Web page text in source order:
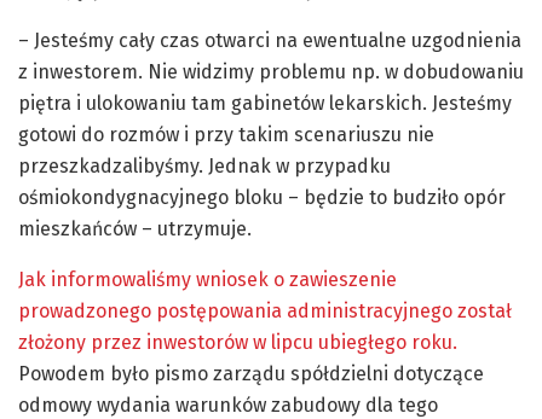
– Jesteśmy cały czas otwarci na ewentualne uzgodnienia
z inwestorem. Nie widzimy problemu np. w dobudowaniu
piętra i ulokowaniu tam gabinetów lekarskich. Jesteśmy
gotowi do rozmów i przy takim scenariuszu nie
przeszkadzalibyśmy. Jednak w przypadku
ośmiokondygnacyjnego bloku – będzie to budziło opór
mieszkańców – utrzymuje.
Jak informowaliśmy wniosek o zawieszenie
prowadzonego postępowania administracyjnego został
złożony przez inwestorów w lipcu ubiegłego roku.
Powodem było pismo zarządu spółdzielni dotyczące
odmowy wydania warunków zabudowy dla tego